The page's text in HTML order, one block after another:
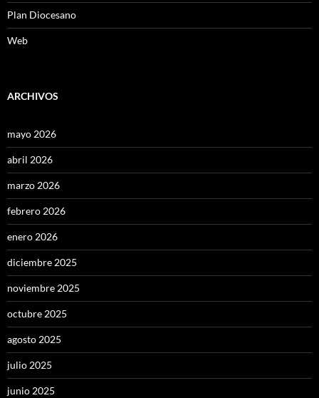
Plan Diocesano
Web
ARCHIVOS
mayo 2026
abril 2026
marzo 2026
febrero 2026
enero 2026
diciembre 2025
noviembre 2025
octubre 2025
agosto 2025
julio 2025
junio 2025